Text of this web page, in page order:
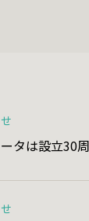
タは設立30